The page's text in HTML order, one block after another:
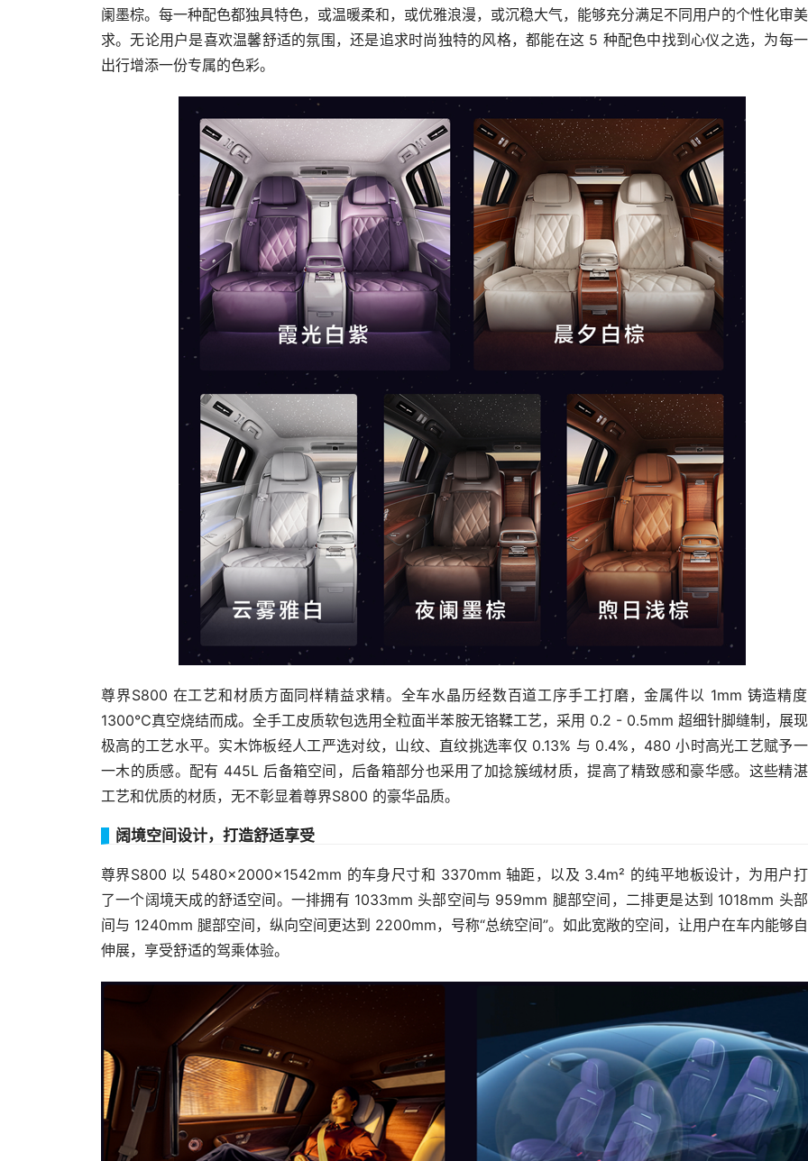
阑墨棕。每一种配色都独具特色，或温暖柔和，或优雅浪漫，或沉稳大气，能够充分满足不同用户的个性化审
求。无论用户是喜欢温馨舒适的氛围，还是追求时尚独特的风格，都能在这 5 种配色中找到心仪之选，为每
出行增添一份专属的色彩。
尊界S800 在工艺和材质方面同样精益求精。全车水晶历经数百道工序手工打磨，金属件以 1mm 铸造精度
1300℃真空烧结而成。全手工皮质软包选用全粒面半苯胺无铬鞣工艺，采用 0.2 - 0.5mm 超细针脚缝制，展
极高的工艺水平。实木饰板经人工严选对纹，山纹、直纹挑选率仅 0.13% 与 0.4%，480 小时高光工艺赋予
一木的质感。配有 445L 后备箱空间，后备箱部分也采用了加捻簇绒材质，提高了精致感和豪华感。这些精
工艺和优质的材质，无不彰显着尊界S800 的豪华品质。
阔境空间设计，打造舒适享受
尊界S800 以 5480×2000×1542mm 的车身尺寸和 3370mm 轴距，以及 3.4m² 的纯平地板设计，为用户
了一个阔境天成的舒适空间。一排拥有 1033mm 头部空间与 959mm 腿部空间，二排更是达到 1018mm 头
间与 1240mm 腿部空间，纵向空间更达到 2200mm，号称“总统空间”。如此宽敞的空间，让用户在车内能够
伸展，享受舒适的驾乘体验。